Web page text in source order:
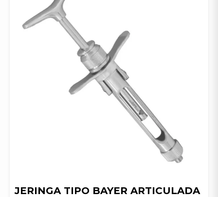
JERINGA TIPO BAYER ARTICULADA